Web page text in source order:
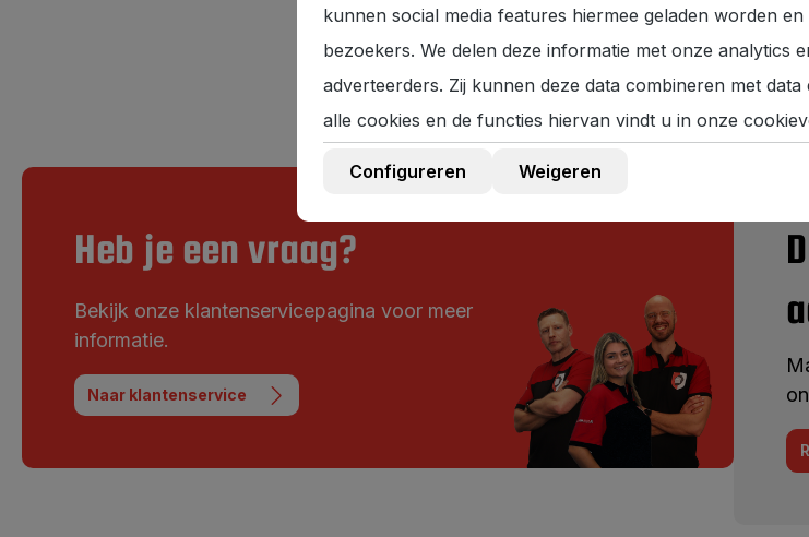
Heb je een vraag?
Bekijk onze klantenservicepagina voor meer
informatie.
Naar klantenservice
kunnen social media features hiermee geladen worden
bezoekers. We delen deze informatie met onze analytics
adverteerders. Zij kunnen deze data combineren met
alle cookies en de functies hiervan vindt u in onze
Configureren Weigeren